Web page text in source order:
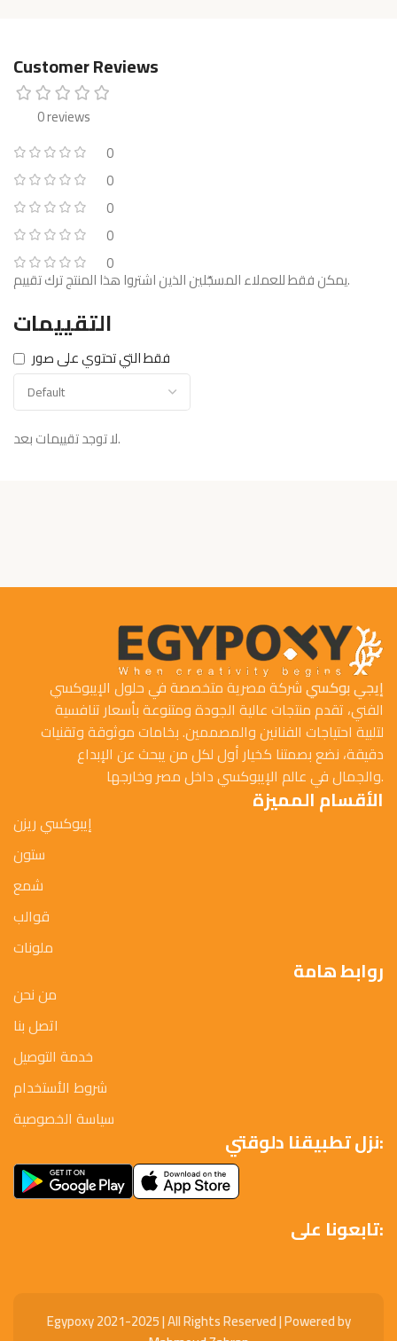
Customer Reviews
0 reviews
0
0
0
0
0
التقييمات
فقط التي تحتوي على صور
لا توجد تقييمات بعد.
يمكن فقط للعملاء المسجّلين الذين اشتروا هذا المنتج ترك تقييم.
إيجي بوكسيشركة مصرية متخصصة في حلول الإيبوكسي
الفني، تقدم منتجات عالية الجودة ومتنوعة بأسعار تنافسية
لتلبية احتياجات الفنانين والمصممين. بخامات موثوقة وتقنيات
دقيقة، نضع بصمتنا كخيار أول لكل من يبحث عن الإبداع
والجمال في عالم الإيبوكسي داخل مصر وخارجها.
الأقسام المميزة
إيبوكسي ريزن
ستون
شمع
قوالب
ملونات
روابط هامة
من نحن
اتصل بنا
خدمة التوصيل
شروط الأستخدام
سياسة الخصوصية
نزل تطبيقنا دلوقتي:
تابعونا على:
Egypoxy 2021-2025 | All Rights Reserved | Powered by